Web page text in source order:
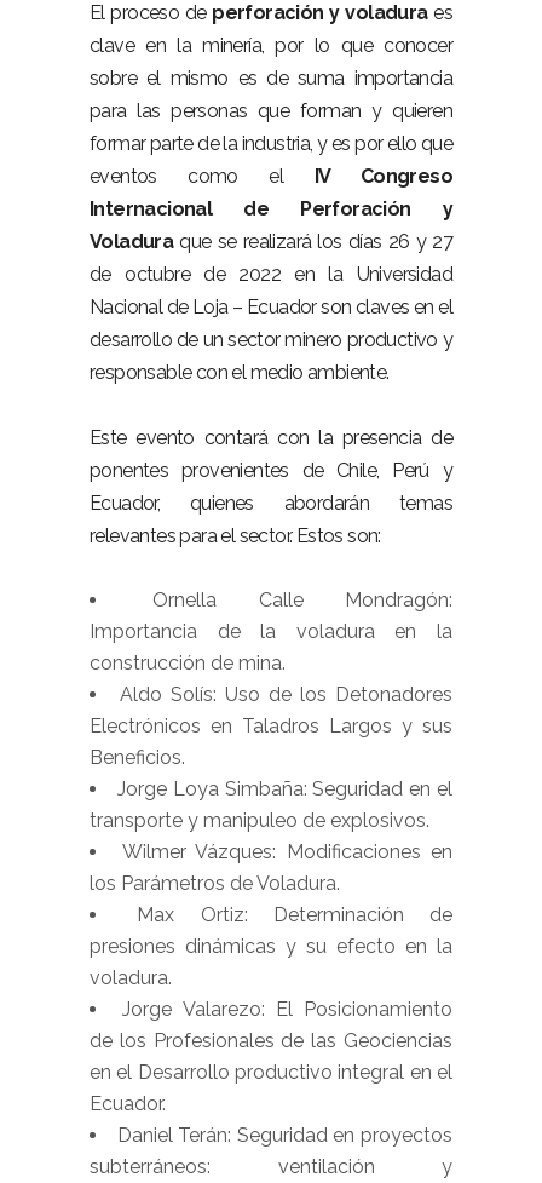
El proceso de perforación y voladuraes
clave en la minería, por lo que conocer
sobre el mismo es de suma importancia
para las personas que forman y quieren
formar parte de la industria, y es por ello que
eventos como el IV Congreso
Internacional de Perforación y
Voladuraque se realizará los días 26 y 27
de octubre de 2022 en la Universidad
Nacional de Loja – Ecuador son claves en el
desarrollo de un sector minero productivo y
responsable con el medio ambiente.
Este evento contará con la presencia de
ponentes provenientes de Chile, Perú y
Ecuador, quienes abordarán temas
relevantes para el sector. Estos son:
Ornella Calle Mondragón:
Importancia de la voladura en la
construcción de mina.
Aldo Solís: Uso de los Detonadores
Electrónicos en Taladros Largos y sus
Beneficios.
Jorge Loya Simbaña: Seguridad en el
transporte y manipuleo de explosivos.
Wilmer Vázques: Modificaciones en
los Parámetros de Voladura.
Max Ortiz: Determinación de
presiones dinámicas y su efecto en la
voladura.
Jorge Valarezo: El Posicionamiento
de los Profesionales de las Geociencias
en el Desarrollo productivo integral en el
Ecuador.
Daniel Terán: Seguridad en proyectos
subterráneos: ventilación y